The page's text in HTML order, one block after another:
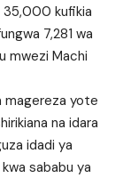
35,000 kufikia
7,281 wa
mwezi Machi
magereza yote
na idara
idadi ya
sababu ya